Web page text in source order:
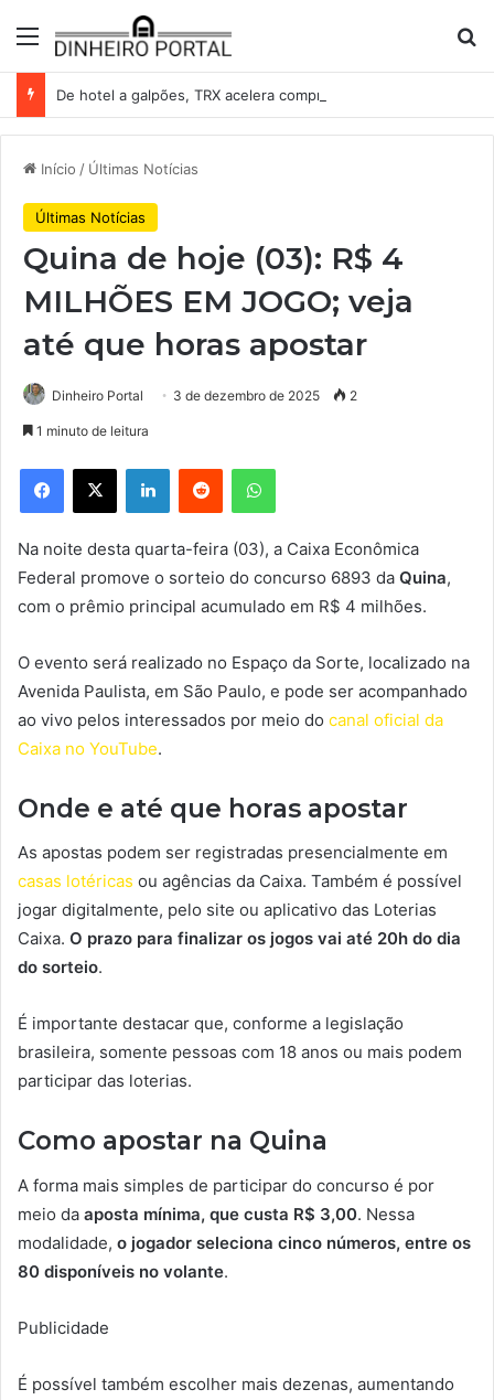
Menu
Início / Últimas Notícias
Últimas Notícias
Quina de hoje (03): R$ 4
MILHÕES EM JOGO; veja
até que horas apostar
Dinheiro Portal 3 de dezembro de 2025 2
1 minuto de leitura
Facebook
X LinkedinReddit WhatsApp
Na noite desta quarta-feira (03), a Caixa Econômica
Federal promove o sorteio do concurso 6893 da Quina,
com o prêmio principal acumulado em R$ 4 milhões.
O evento será realizado no Espaço da Sorte, localizado na
Avenida Paulista, em São Paulo, e pode ser acompanhado
ao vivo pelos interessados por meio do canal oficial da
Caixa no YouTube.
Onde e até que horas apostar
As apostas podem ser registradas presencialmente em
casas lotéricas ou agências da Caixa. Também é possível
jogar digitalmente, pelo site ou aplicativo das Loterias
Caixa. O prazo para finalizar os jogos vai até 20h do dia
do sorteio.
É importante destacar que, conforme a legislação
brasileira, somente pessoas com 18 anos ou mais podem
participar das loterias.
Como apostar na Quina
A forma mais simples de participar do concurso é por
meio da aposta mínima, que custa R$ 3,00. Nessa
modalidade, o jogador seleciona cinco números, entre os
80 disponíveis no volante.
Publicidade
É possível também escolher mais dezenas, aumentando